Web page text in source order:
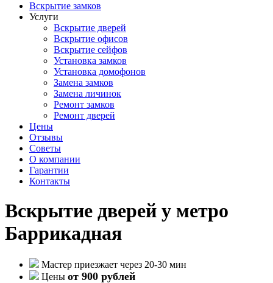
Вскрытие замков
Услуги
Вскрытие дверей
Вскрытие офисов
Вскрытие сейфов
Установка замков
Установка домофонов
Замена замков
Замена личинок
Ремонт замков
Ремонт дверей
Цены
Отзывы
Советы
О компании
Гарантии
Контакты
Вскрытие дверей у метро
Баррикадная
Мастер приезжает через 20-30 мин
Цены от 900 рублей